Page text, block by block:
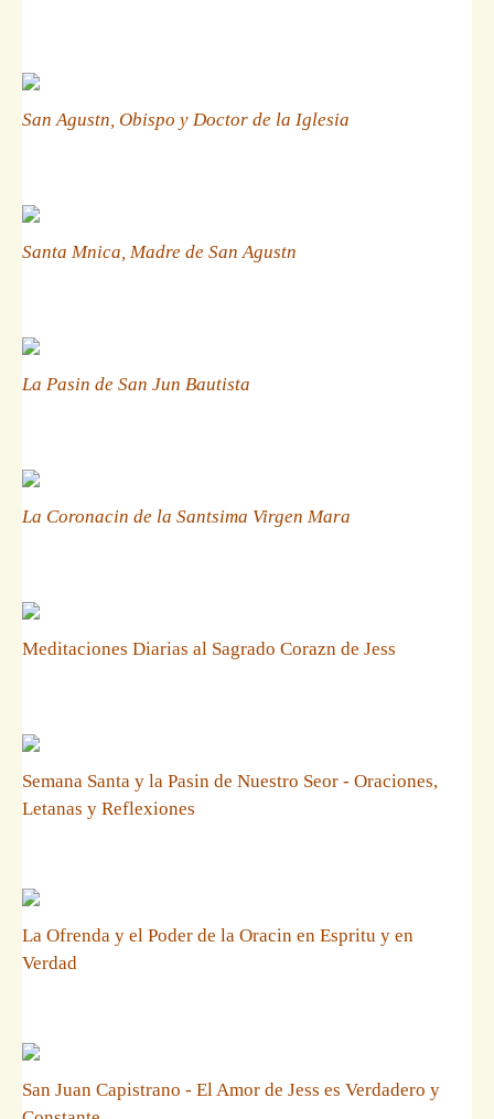
San Agustn, Obispo y Doctor de la Iglesia
Santa Mnica, Madre de San Agustn
La Pasin de San Jun Bautista
La Coronacin de la Santsima Virgen Mara
Meditaciones Diarias al Sagrado Corazn de Jess
Semana Santa y la Pasin de Nuestro Seor - Oraciones,
Letanas y Reflexiones
La Ofrenda y el Poder de la Oracin en Espritu y en
Verdad
San Juan Capistrano - El Amor de Jess es Verdadero y